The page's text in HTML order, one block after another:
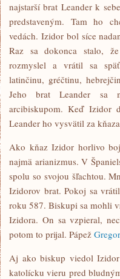
najstarší brat Leander k
predstaveným. Tam ho
vedách. Izidor bol síce
Raz sa dokonca stalo,
rozmyslel a vrátil sa
latinčinu, gréčtinu,
Jeho brat Leander sa
arcibiskupom. Keď Izidor
Leander ho vysvätil za
Ako kňaz Izidor horlivo
najmä arianizmus. V
spolu so svojou šľachtou.
Izidorov brat. Pokoj sa
roku 587. Biskupi sa mohli
Izidora. On sa vzpieral,
potom to prijal. Pápež
Aj ako biskup viedol
katolícku vieru pred